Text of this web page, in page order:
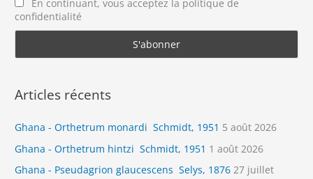
En continuant, vous acceptez la politique de
confidentialité
Articles récents
Ghana - Orthetrum monardi Schmidt, 1951 5 août 2026
Ghana - Orthetrum hintzi Schmidt, 1951 1 août 2026
Ghana - Pseudagrion glaucescens Selys, 1876 27 juillet